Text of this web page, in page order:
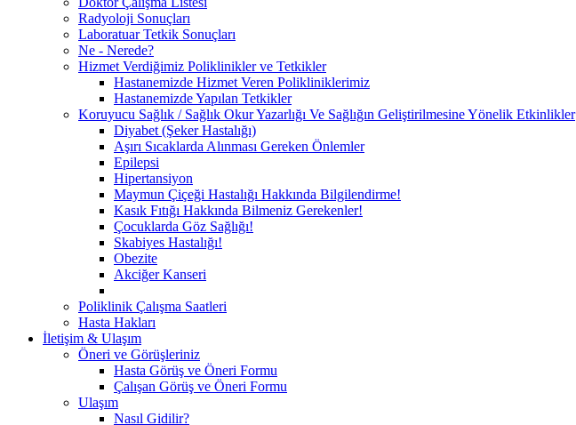
Radyoloji Sonuçları
Laboratuar Tetkik Sonuçları
Ne - Nerede?
Hizmet Verdiğimiz Poliklinikler ve Tetkikler
Hastanemizde Hizmet Veren Polikliniklerimiz
Hastanemizde Yapılan Tetkikler
Koruyucu Sağlık / Sağlık Okur Yazarlığı Ve Sağlığın Geliştirilmesine Yönelik Etkinlikler
Diyabet (Şeker Hastalığı)
Aşırı Sıcaklarda Alınması Gereken Önlemler
Epilepsi
Hipertansiyon
Maymun Çiçeği Hastalığı Hakkında Bilgilendirme!
Kasık Fıtığı Hakkında Bilmeniz Gerekenler!
Çocuklarda Göz Sağlığı!
Skabiyes Hastalığı!
Obezite
Akciğer Kanseri
Poliklinik Çalışma Saatleri
Hasta Hakları
İletişim & Ulaşım
Öneri ve Görüşleriniz
Hasta Görüş ve Öneri Formu
Çalışan Görüş ve Öneri Formu
Ulaşım
Nasıl Gidilir?